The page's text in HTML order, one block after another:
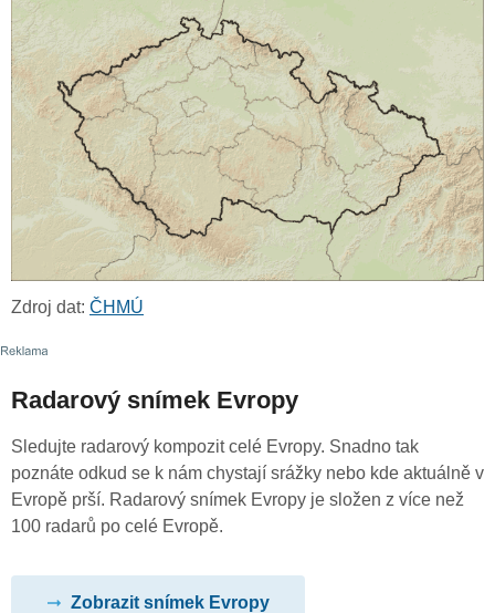
Zdroj dat: ČHMÚ
Radarový snímek Evropy
Sledujte radarový kompozit celé Evropy. Snadno tak
poznáte odkud se k nám chystají srážky nebo kde aktuálně v
Evropě prší. Radarový snímek Evropy je složen z více než
100 radarů po celé Evropě.
Zobrazit snímek Evropy